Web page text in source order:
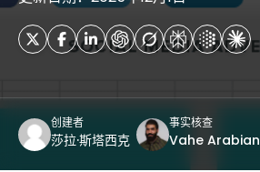
创建者
莎拉·斯塔西克
事实核查
Vahe Arabian